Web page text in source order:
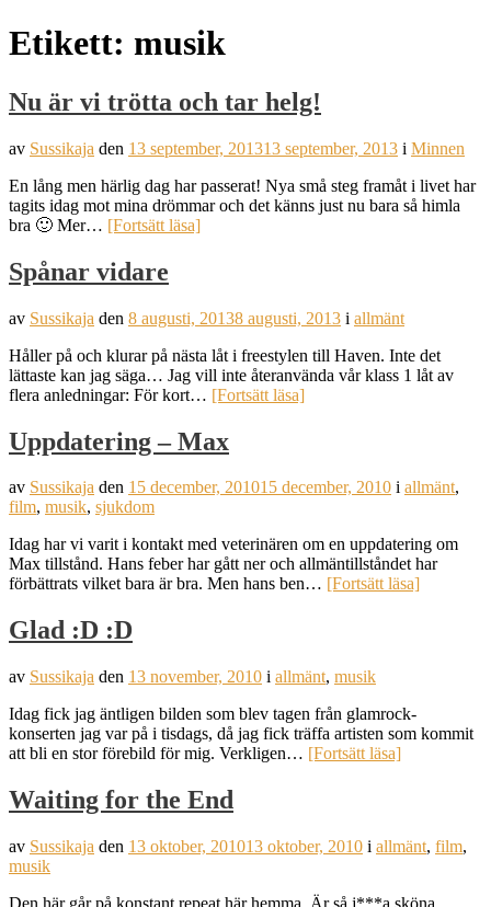
Etikett: musik
Nu är vi trötta och tar helg!
av Sussikaja den 13 september, 201313 september, 2013 i Minnen
En lång men härlig dag har passerat! Nya små steg framåt i livet har
tagits idag mot mina drömmar och det känns just nu bara så himla
bra 🙂 Mer… [Fortsätt läsa]
Spånar vidare
av Sussikaja den 8 augusti, 20138 augusti, 2013 i allmänt
Håller på och klurar på nästa låt i freestylen till Haven. Inte det
lättaste kan jag säga… Jag vill inte återanvända vår klass 1 låt av
flera anledningar: För kort… [Fortsätt läsa]
Uppdatering – Max
av Sussikaja den 15 december, 201015 december, 2010 i allmänt,
film, musik, sjukdom
Idag har vi varit i kontakt med veterinären om en uppdatering om
Max tillstånd. Hans feber har gått ner och allmäntillståndet har
förbättrats vilket bara är bra. Men hans ben… [Fortsätt läsa]
Glad :D :D
av Sussikaja den 13 november, 2010 i allmänt, musik
Idag fick jag äntligen bilden som blev tagen från glamrock-
konserten jag var på i tisdags, då jag fick träffa artisten som kommit
att bli en stor förebild för mig. Verkligen… [Fortsätt läsa]
Waiting for the End
av Sussikaja den 13 oktober, 201013 oktober, 2010 i allmänt, film,
musik
Den här går på konstant repeat här hemma. Är så j***a sköna